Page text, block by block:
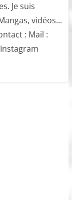
Je suis
vidéos...
: Mail :